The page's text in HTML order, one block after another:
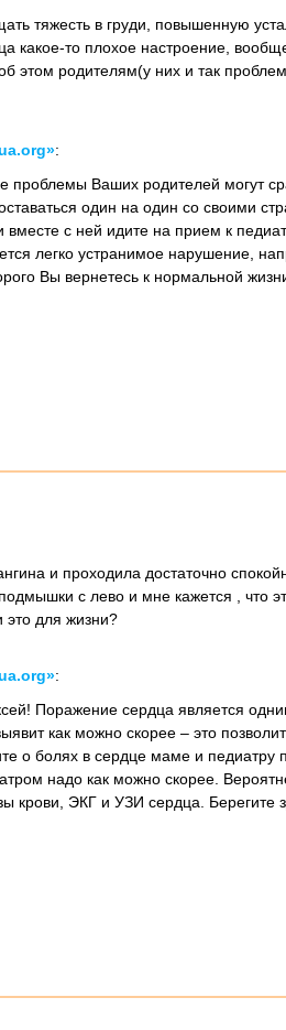
тяжесть в груди, повышенную
какое-то плохое настроение,
этом родителям(у них и так
:
проблемы Ваших родителей могут
один на один со своими
с ней идите на прием к
легко устранимое нарушение,
Вы вернетесь к нормальной
и проходила достаточно
с лево и мне кажется , что
это для жизни?
:
Поражение сердца является
как можно скорее – это
о болях в сердце маме и
надо как можно скорее.
крови, ЭКГ и УЗИ сердца. Берегите